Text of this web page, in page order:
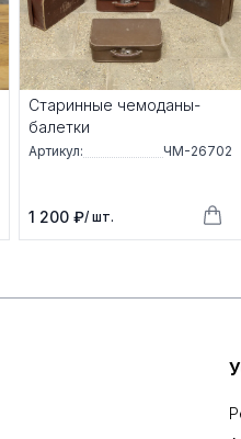
Старинные чемоданы-
балетки
Артикул: ЧМ-26702
1 200 ₽/ шт.